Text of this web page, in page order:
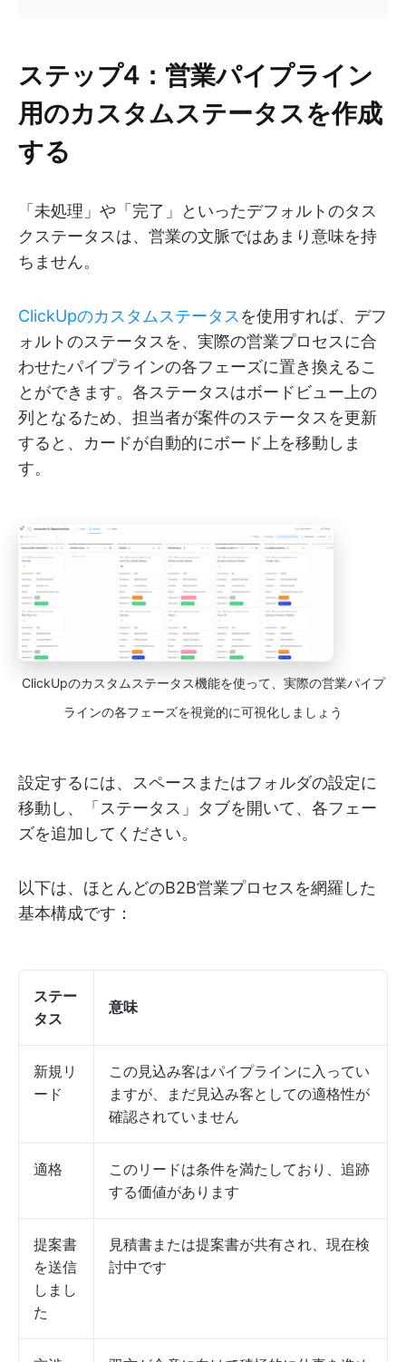
ステップ4：営業パイプライン
用のカスタムステータスを作成
する
「未処理」や「完了」といったデフォルトのタス
クステータスは、営業の文脈ではあまり意味を持
ちません。
ClickUpのカスタムステータス を使用すれば、デフ
ォルトのステータスを、実際の営業プロセスに合
わせたパイプラインの各フェーズに置き換えるこ
とができます。各ステータスはボードビュー上の
列となるため、担当者が案件のステータスを更新
すると、カードが自動的にボード上を移動しま
す。
ClickUpのカスタムステータス機能を使って、実際の営業パイプ
ラインの各フェーズを視覚的に可視化しましょう
設定するには、スペースまたはフォルダの設定に
移動し、「ステータス」タブを開いて、各フェー
ズを追加してください。
以下は、ほとんどのB2B営業プロセスを網羅した
基本構成です：
ステー
タス
意味
新規リ
ード
この見込み客はパイプラインに入ってい
ますが、まだ見込み客としての適格性が
確認されていません
適格
このリードは条件を満たしており、追跡
する価値があります
提案書
を送信
しまし
た
見積書または提案書が共有され、現在検
討中です